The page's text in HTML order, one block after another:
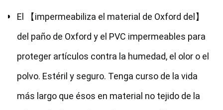
El 【impermeabiliza el material de Oxford del】
del paño de Oxford y el PVC impermeables para
proteger artículos contra la humedad, el olor o el
polvo. Estéril y seguro. Tenga curso de la vida
más largo que ésos en material no tejido de la